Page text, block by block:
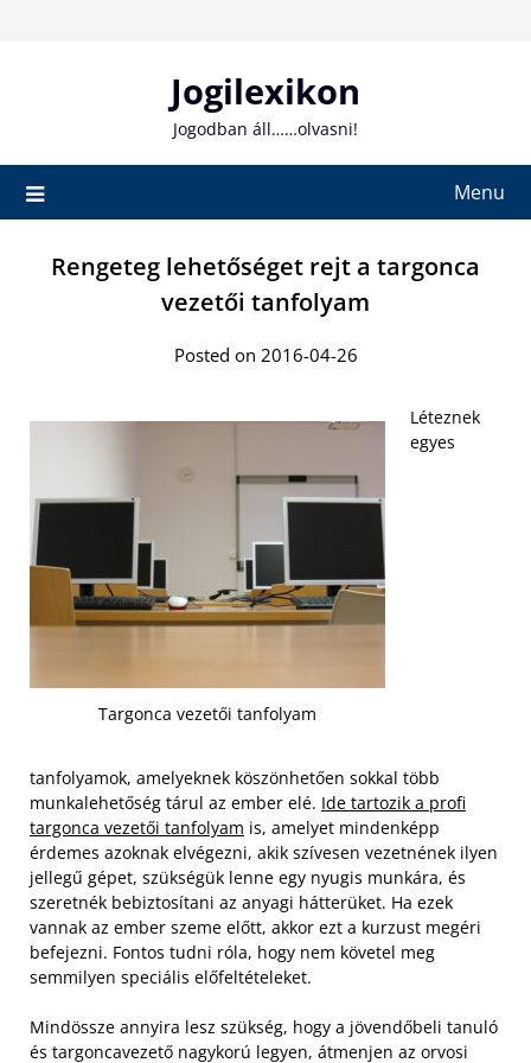
Jogilexikon
Jogodban áll……olvasni!
Menu
Rengeteg lehetőséget rejt a targonca
vezetői tanfolyam
Posted on 2016-04-26
Targonca vezetői tanfolyam
Léteznek
egyes
tanfolyamok, amelyeknek köszönhetően sokkal több
munkalehetőség tárul az ember elé. Ide tartozik a profi
targonca vezetői tanfolyam is, amelyet mindenképp
érdemes azoknak elvégezni, akik szívesen vezetnének ilyen
jellegű gépet, szükségük lenne egy nyugis munkára, és
szeretnék bebiztosítani az anyagi hátterüket. Ha ezek
vannak az ember szeme előtt, akkor ezt a kurzust megéri
befejezni. Fontos tudni róla, hogy nem követel meg
semmilyen speciális előfeltételeket.
Mindössze annyira lesz szükség, hogy a jövendőbeli tanuló
és targoncavezető nagykorú legyen, átmenjen az orvosi